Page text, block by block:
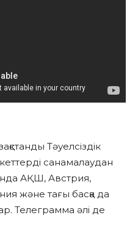
Тәуелсіздік
санамалаудан
АҚШ, Австрия,
және тағы басқа да
Телеграмма әлі де